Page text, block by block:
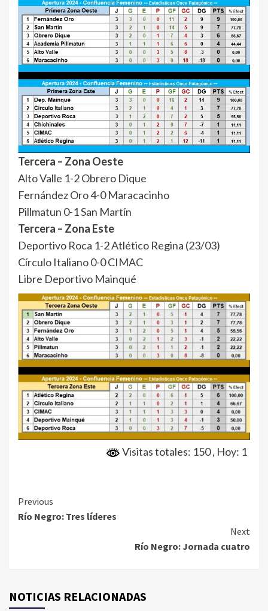
Tercera – Zona Oeste
Alto Valle 1-2 Obrero Dique
Fernández Oro 4-0 Maracacinho
Pillmatun 0-1 San Martín
Tercera – Zona Este
Deportivo Roca 1-2 Atlético Regina (23/03)
Círculo Italiano 0-0 CIMAC
Libre Deportivo Mainqué
Visitas totales: 150, Hoy: 1
Continue
Reading
Previous
Río Negro: Tres líderes
Next
Río Negro: Jornada cuatro
NOTICIAS RELACIONADAS